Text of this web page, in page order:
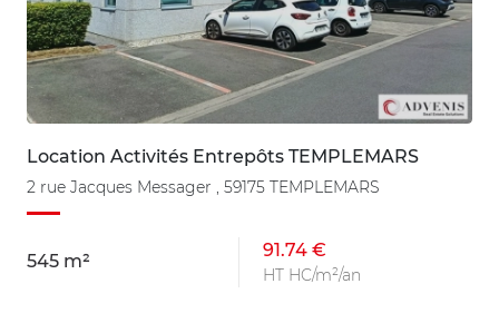
Location Activités Entrepôts TEMPLEMARS
2 rue Jacques Messager , 59175 TEMPLEMARS
545 m²
91.74 €
HT HC/m²/an